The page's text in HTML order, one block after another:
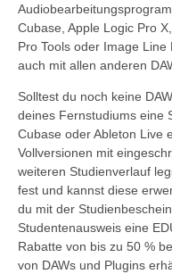
Cubase, Apple Logic Pro
Pro Tools oder Image
auch mit allen anderen
Solltest du noch keine
deines Fernstudiums eine
Cubase oder Ableton Live
Vollversionen mit
weiteren Studienverlauf
fest und kannst diese
du mit der
Studentenausweis eine
Rabatte von bis zu 50 %
von DAWs und Plugins